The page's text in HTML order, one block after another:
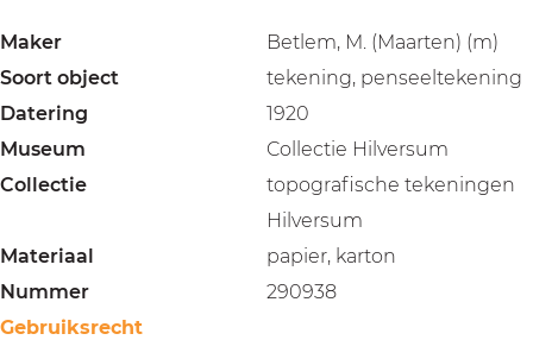
Maker
Betlem, M. (Maarten) (m)
Soort object
tekening, penseeltekening
Datering
1920
Museum
Collectie Hilversum
Collectie
topografische tekeningen
Hilversum
Materiaal
papier, karton
Nummer
290938
Gebruiksrecht